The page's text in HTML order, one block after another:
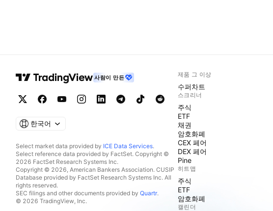
사람이 만든
한국어
Select market data provided by ICE Data Services.
Select reference data provided by FactSet. Copyright ©
2026 FactSet Research Systems Inc.
Copyright © 2026, American Bankers Association. CUSIP
Database provided by FactSet Research Systems Inc. All
rights reserved.
SEC filings and other documents provided by Quartr.
© 2026 TradingView, Inc.
제품 그 이상
수퍼차트
스크리너
주식
ETF
채권
암호화폐
CEX 페어
DEX 페어
Pine
히트맵
주식
ETF
암호화폐
캘린더